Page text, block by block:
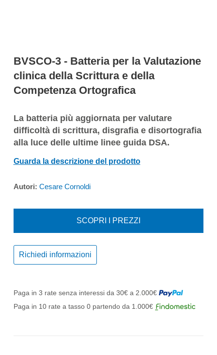
BVSCO-3 - Batteria per la Valutazione
clinica della Scrittura e della
Competenza Ortografica
La batteria più aggiornata per valutare
difficoltà di scrittura, disgrafia e disortografia
alla luce delle ultime linee guida DSA.
Guarda la descrizione del prodotto
Autori: Cesare Cornoldi
SCOPRI I PREZZI
Richiedi informazioni
Paga in 3 rate senza interessi da 30€ a 2.000€
Paga in 10 rate a tasso 0 partendo da 1.000€